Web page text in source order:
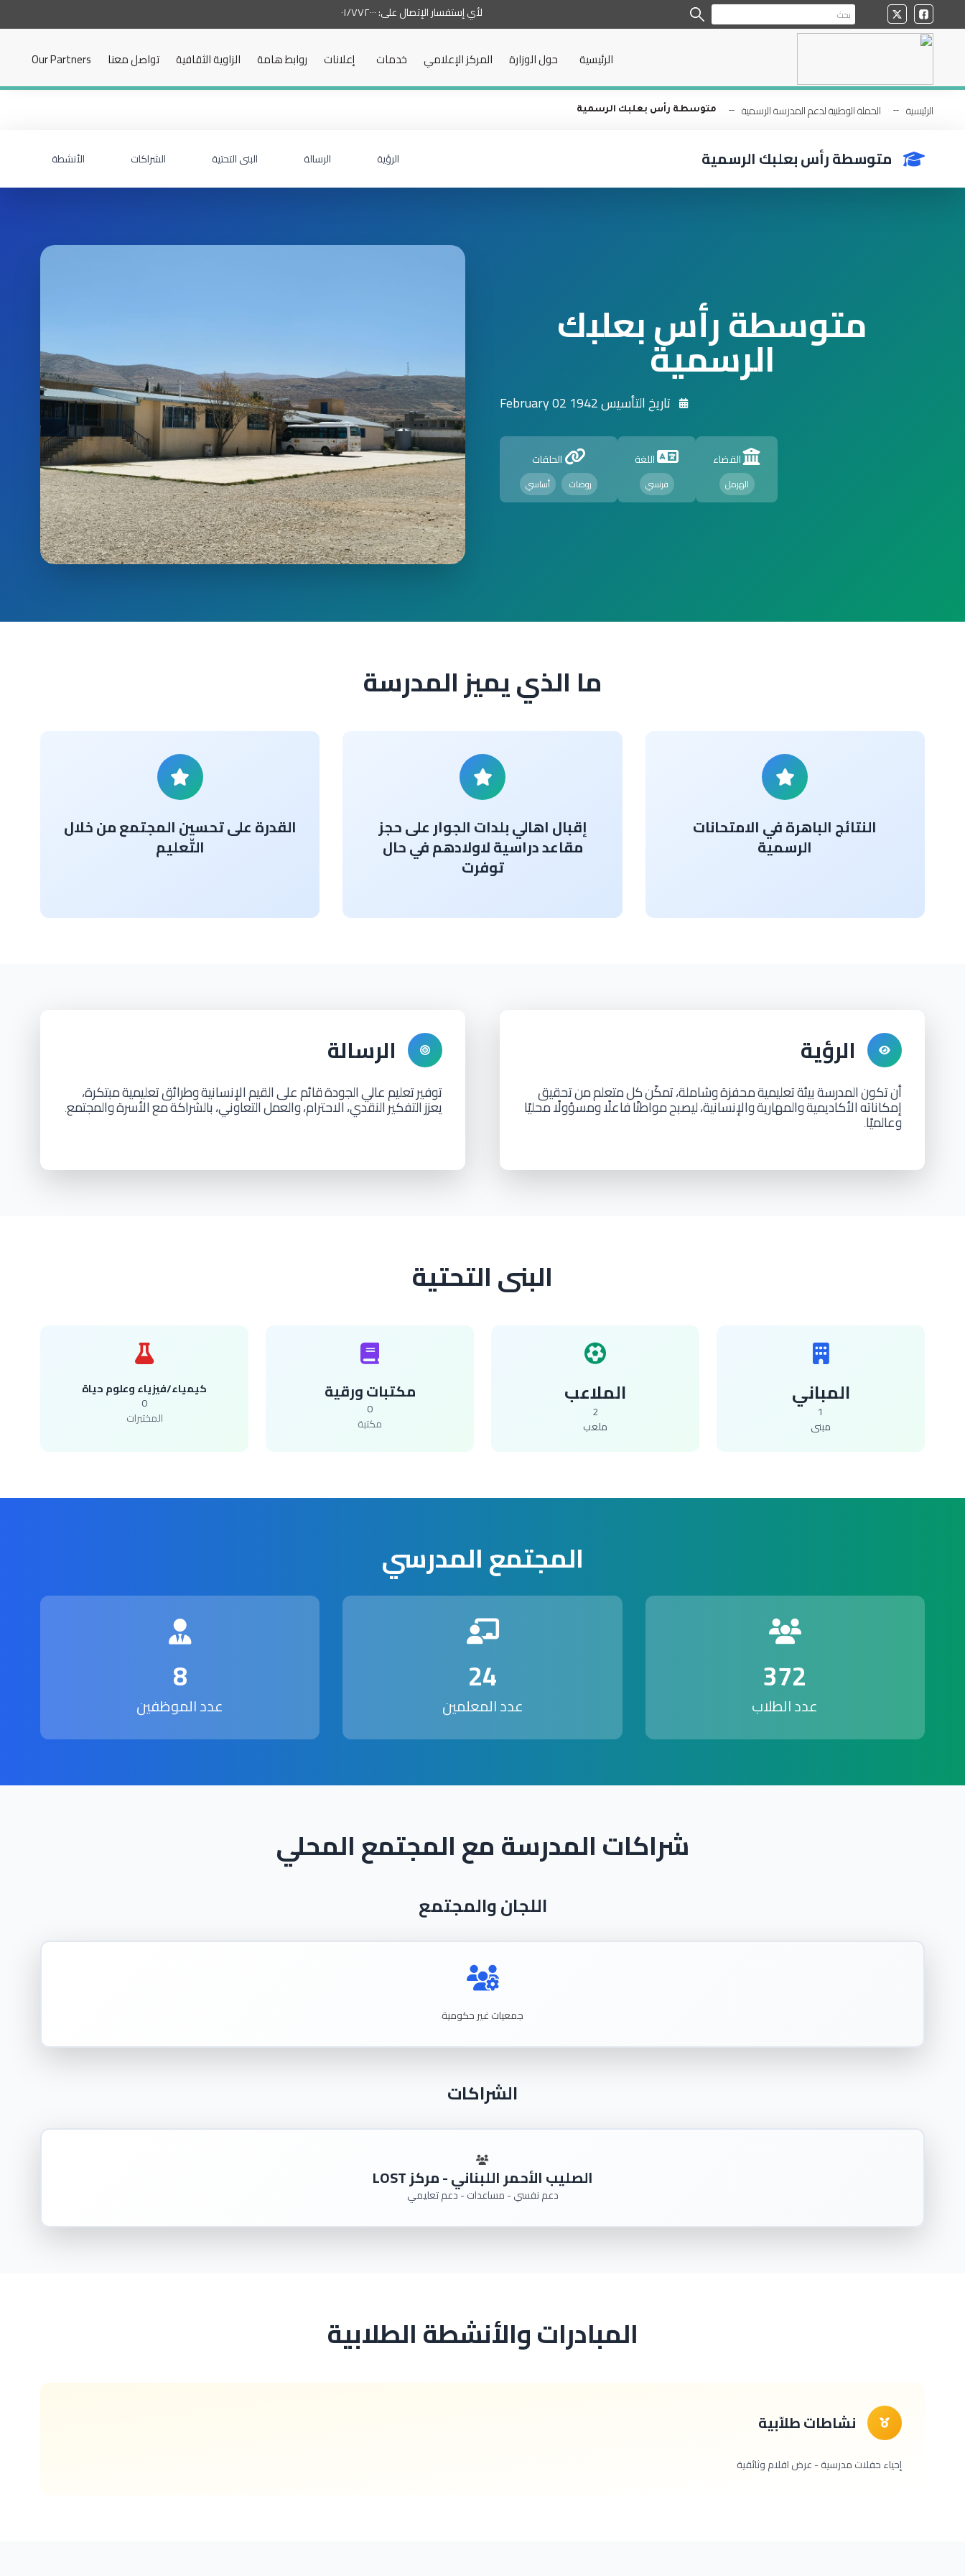
لأي إستفسار الإتصال على:٠١/٧٧٢٠٠٠
الرئيسية حول الوزارة المركز الإعلامي خدمات إعلانات روابط هامة الزاوية الثقافية تواصل معنا Our Partners
الرئيسية الحملة الوطنية لدعم المدرسة الرسمية متوسطة رأس بعلبك الرسمية
متوسطة رأس بعلبك الرسمية الرؤية الرسالة البنى التحتية الشراكات الأنشطة
متوسطة رأس بعلبك
الرسمية
تاريخ التأسيس 1942 February 02
القضاء
الهرمل
اللغة
فرنسي
الحلقات
روضات أساسي
ما الذي يميز المدرسة
النتائج الباهرة في الامتحانات
الرسمية
إقبال اهالي بلدات الجوار على حجز
مقاعد دراسية لاولادهم في حال
توفرت
القدرة على تحسين المجتمع من خلال
التّعليم
الرؤية
أنتكونالمدرسةبيئةتعليميةمحفزةوشاملة،تمكّنكلمتعلممنتحقيق
إمكاناتهالأكاديميةوالمهاريةوالإنسانية،ليصبحمواطنًافاعلًاومسؤولًامحليًا
وعالميًا.
الرسالة
توفيرتعليمعاليالجودةقائمعلىالقيمالإنسانيةوطرائقتعليميةمبتكرة،
يعززالتفكيرالنقدي،الاحترام،والعملالتعاوني،بالشراكةمعالأسرةوالمجتمع.
البنى التحتية
المباني
1
مبنى
الملاعب
2
ملعب
مكتبات ورقية
0
مكتبة
كيمياء/فيزياء وعلوم حياة
0
المختبرات
المجتمع المدرسي
372
عدد الطلاب
24
عدد المعلمين
8
عدد الموظفين
شراكات المدرسة مع المجتمع المحلي
اللجان والمجتمع
جمعيات غير حكومية
الشراكات
الصليب الأحمر اللبناني - مركز LOST
دعم نفسي - مساعدات - دعم تعليمي
المبادرات والأنشطة الطلابية
نشاطات طلاّبية
إحياء حفلات مدرسية - عرض افلام وثائقية